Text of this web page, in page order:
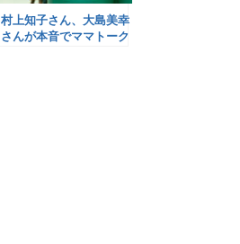
村上知子さん、大島美幸
さんが本音でママトーク